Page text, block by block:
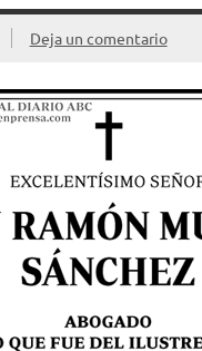
Deja un comentario